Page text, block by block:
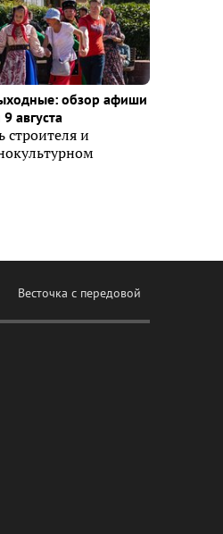
обзор афиши
августа
и
Весточка с передовой